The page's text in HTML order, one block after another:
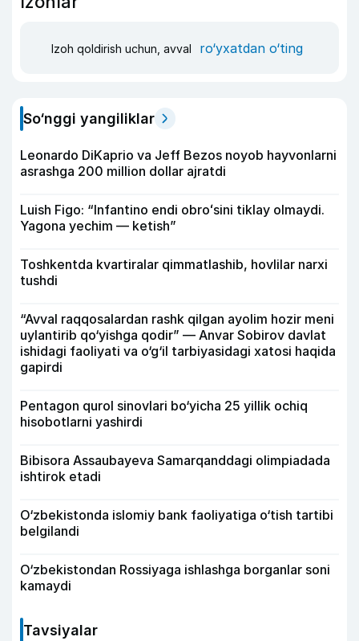
Izoh qoldirish uchun, avval ro‘yxatdan o‘ting
So‘nggi yangiliklar
Leonardo DiKaprio va Jeff Bezos noyob hayvonlarni
asrashga 200 million dollar ajratdi
Luish Figo: “Infantino endi obroʻsini tiklay olmaydi.
Yagona yechim — ketish”
Toshkentda kvartiralar qimmatlashib, hovlilar narxi
tushdi
“Avval raqqosalardan rashk qilgan ayolim hozir meni
uylantirib qo‘yishga qodir” — Anvar Sobirov davlat
ishidagi faoliyati va o‘g‘il tarbiyasidagi xatosi haqida
gapirdi
Pentagon qurol sinovlari bo‘yicha 25 yillik ochiq
hisobotlarni yashirdi
Bibisora Assaubayeva Samarqanddagi olimpiadada
ishtirok etadi
O‘zbekistonda islomiy bank faoliyatiga o‘tish tartibi
belgilandi
O‘zbekistondan Rossiyaga ishlashga borganlar soni
kamaydi
Tavsiyalar